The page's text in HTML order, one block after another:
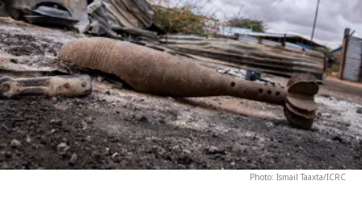
Photo: Ismail Taaxta/ICRC